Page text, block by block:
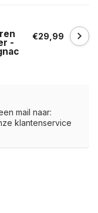
-
€29,99
mail naar:
klantenservice